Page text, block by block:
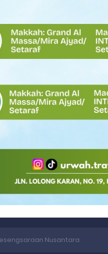
SALAREH AIA TIMUR,
Hal Ini
Rakyat di Kabupaten
Publik Tetap Terjaga
Nusantara